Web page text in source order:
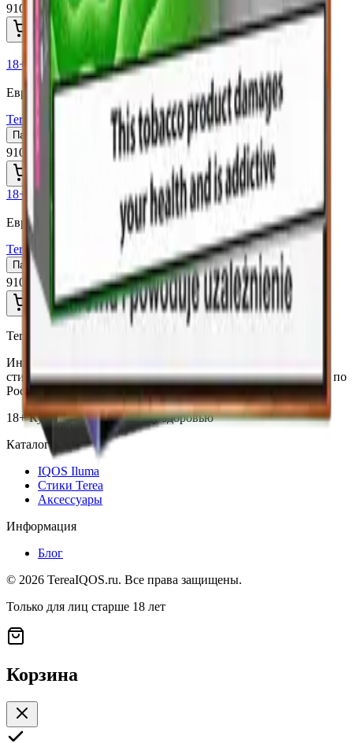
910 ₽
В корзину
18+ Мне исполнилось 18 лет
Европа (EU)
Terea Amber Польша
Пачка
910 ₽
18+ Мне исполнилось 18 лет
Европа (EU)
Terea Abora Pearl (Европа для Сев.Кипра)
Пачка
910 ₽
В корзину
TereaIQOS.ru
Интернет-магазин IQOS Iluma. Широкий выбор устройств,
стиков Terea и аксессуаров по выгодным ценам с доставкой по
России.
18+ Курение вредит вашему здоровью
Каталог
IQOS Iluma
Стики Terea
Аксессуары
Информация
Блог
© 2026 TereaIQOS.ru. Все права защищены.
Только для лиц старше 18 лет
Корзина